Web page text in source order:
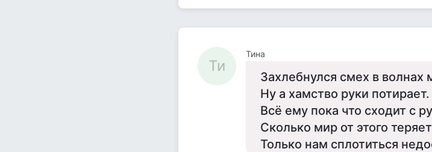
Ти
Тина
Захлебнулся смех в волнах
Ну а хамство руки потирает.
Всё ему пока что сходит с
Сколько мир от этого
Только нам сплотиться